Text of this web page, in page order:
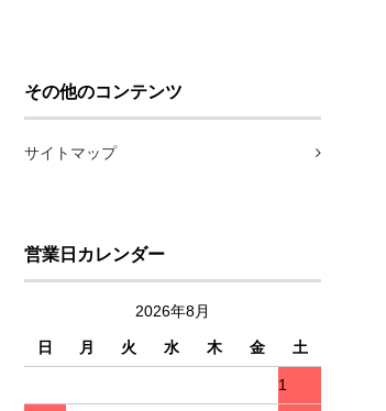
その他のコンテンツ
サイトマップ
営業日カレンダー
2026年8月
日 月 火 水 木 金 土
1